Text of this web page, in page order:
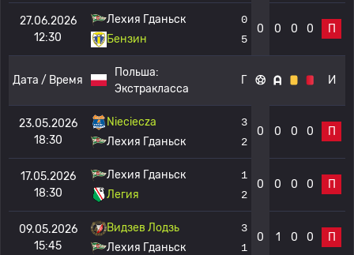
27.06.2026
12:30
Лехия Гданьск
Бензин
0
5
0 0 0 0 П
Дата / Время
Польша:
Экстракласса
Г И
23.05.2026
18:30
Nieciecza
Лехия Гданьск
3
2
0 0 0 0 П
17.05.2026
18:30
Лехия Гданьск
Легия
1
2
0 0 0 0 П
09.05.2026
15:45
Видзев Лодзь
Лехия Гданьск
3
1
0 1 0 0 П